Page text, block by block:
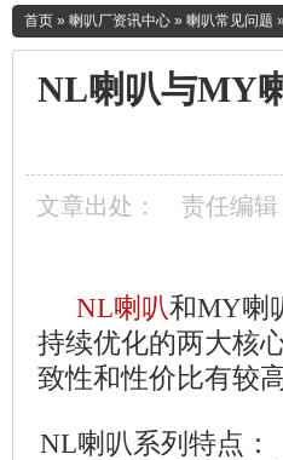
首页 » 喇叭厂资讯中心 » 喇叭常见问题 »
NL喇叭与MY
文章出处： 责任编辑
NL喇叭和MY喇
持续优化的两大核
致性和性价比有较
NL喇叭系列特点：